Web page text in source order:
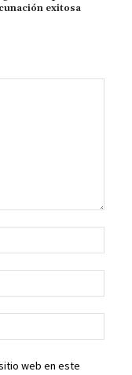
exitosa
web:
web en este